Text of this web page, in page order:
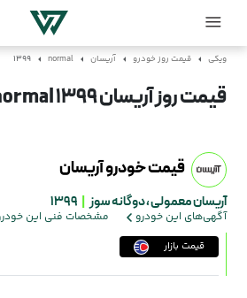
ویکی قیمت روز خودرو آریسان normal
1399
قیمت روز آریسان normal 1399
قیمت خودرو آریسان
آریسان معمولی ،دوگانه سوز 1399
آگهی‌های این خودرو مشخصات فنی این
قیمت بازار